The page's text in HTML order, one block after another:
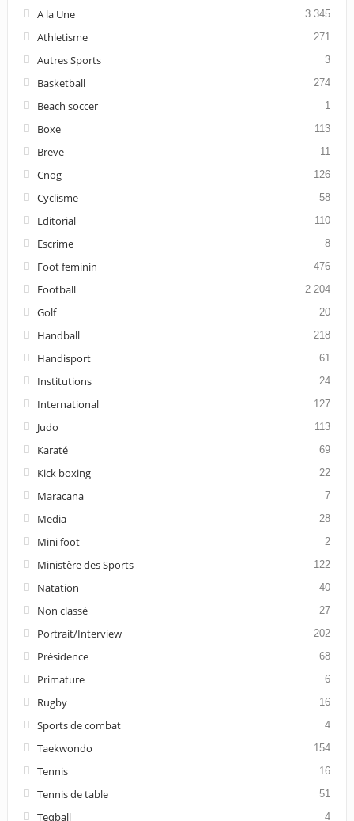
A la Une 3 345
Athletisme 271
Autres Sports 3
Basketball 274
Beach soccer 1
Boxe 113
Breve 11
Cnog 126
Cyclisme 58
Editorial 110
Escrime 8
Foot feminin 476
Football 2 204
Golf 20
Handball 218
Handisport 61
Institutions 24
International 127
Judo 113
Karaté 69
Kick boxing 22
Maracana 7
Media 28
Mini foot 2
Ministère des Sports 122
Natation 40
Non classé 27
Portrait/Interview 202
Présidence 68
Primature 6
Rugby 16
Sports de combat 4
Taekwondo 154
Tennis 16
Tennis de table 51
Teqball 4